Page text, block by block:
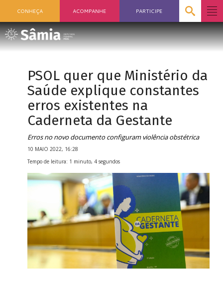
CONHEÇA ACOMPANHE PARTICIPE
PSOL quer que Ministério da
Saúde explique constantes
erros existentes na
Caderneta da Gestante
Erros no novo documento configuram violência obstétrica
10 MAIO 2022, 16:28
Tempo de leitura: 1 minuto, 4 segundos